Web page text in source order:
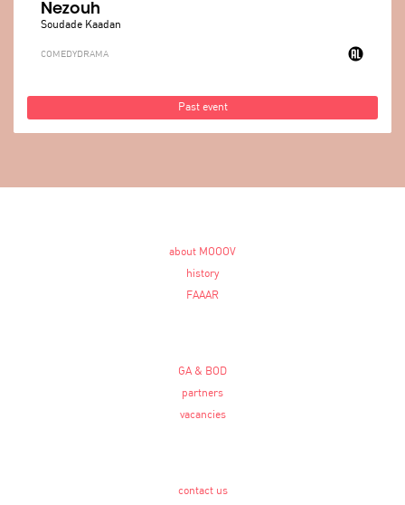
Nezouh
Soudade Kaadan
COMEDY DRAMA
Past event
about MOOOV
history
FAAAR
GA & BOD
partners
vacancies
contact us